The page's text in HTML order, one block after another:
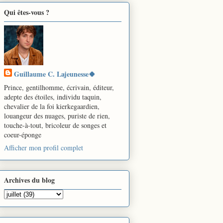
Qui êtes-vous ?
Guillaume C. Lajeunesse🍀
Prince, gentilhomme, écrivain, éditeur,
adepte des étoiles, individu taquin,
chevalier de la foi kierkegaardien,
louangeur des nuages, puriste de rien,
touche-à-tout, bricoleur de songes et
coeur-éponge
Afficher mon profil complet
Archives du blog